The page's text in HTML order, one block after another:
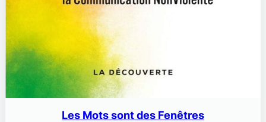
Les Mots sont des Fenêtres